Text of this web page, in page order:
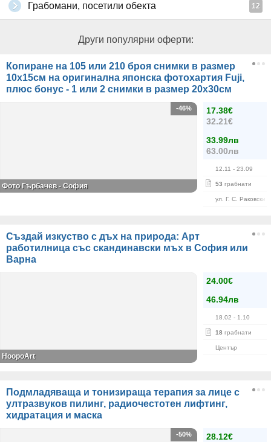
Грабомани, посетили обекта 12
Други популярни оферти:
Копиране на 105 или 210 броя снимки в размер
10х15см на оригинална японска фотохартия Fuji,
плюс бонус - 1 или 2 снимки в размер 20х30см
17.38€
32.21€
33.99лв
63.00лв
12.11 - 23.09
53 грабнати
ул. Г. С. Раковски
-46%
Фото Гърбачев - София
Създай изкуство с дъх на природа: Арт
работилница със скандинавски мъх в София или
Варна
24.00€
46.94лв
18.02 - 1.10
18 грабнати
Център
HoopoArt
Подмладяваща и тонизираща терапия за лице с
ултразвуков пилинг, радиочестотен лифтинг,
хидратация и маска
28.12€
-50%